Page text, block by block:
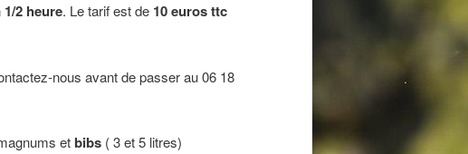
1/2 heure. Le tarif est de 10 euros ttc
nous avant de passer au 06 18
etbibs ( 3 et 5 litres)